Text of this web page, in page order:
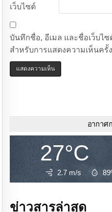
เว็บไซต์
บันทึกชื่อ, อีเมล และชื่อเว็บไ
สำหรับการแสดงความเห็นครั้
อากาศ
27°C
2.7 m/s
ข่าวสารล่าสุด